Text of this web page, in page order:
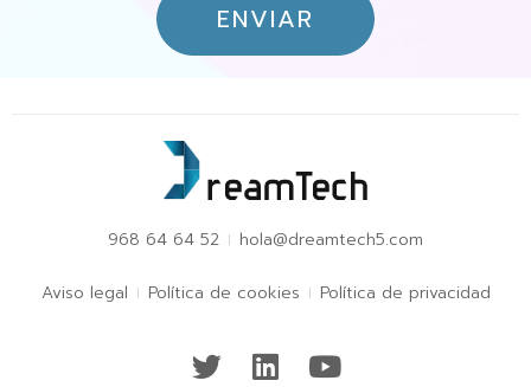
ENVIAR
968 64 64 52 hola@dreamtech5.com
Aviso legal Política de cookies Política de privacidad